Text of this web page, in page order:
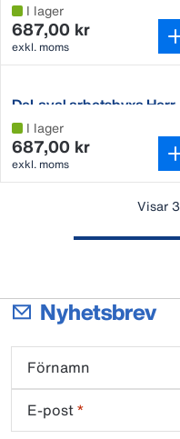
I lager
687,00 kr
exkl. moms
DeLaval arbetsbyxa Herr
I lager
687,00 kr
exkl. moms
Visar
Nyhetsbrev
Förnamn
E-post*